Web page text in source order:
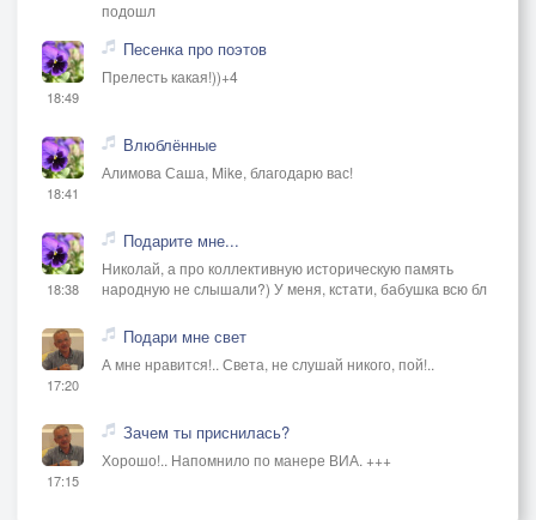
подошл
18:49
Песенка про поэтов
Прелесть какая!))+4
18:41
Влюблённые
Алимова Саша, Mike, благодарю вас!
18:38
Подарите мне...
Николай, а про коллективную историческую память
народную не слышали?) У меня, кстати, бабушка всю бл
17:20
Подари мне свет
А мне нравится!.. Света, не слушай никого, пой!..
17:15
Зачем ты приснилась?
Хорошо!.. Напомнило по манере ВИА. +++